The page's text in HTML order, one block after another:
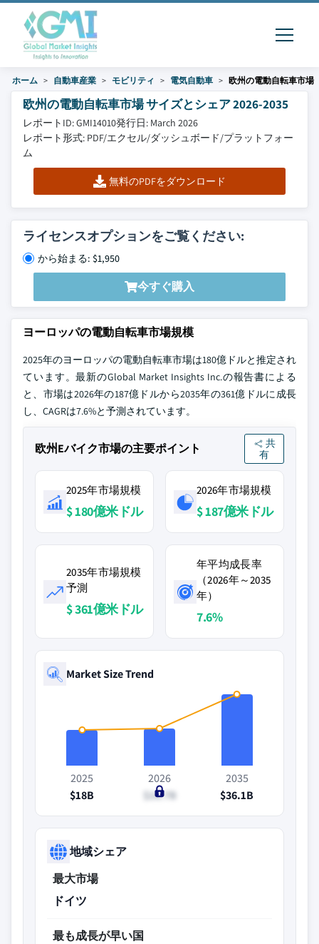
ホーム 自動車産業 モビリティ 電気自動車 欧州の電動自転車市場
欧州の電動自転車市場 サイズとシェア 2026-2035
レポートID: GMI14010発行日: March 2026
レポート形式: PDF/エクセル/ダッシュボード/プラットフォー
ム
無料のPDFをダウンロード
ライセンスオプションをご覧ください:
から始まる: $1,950
今すぐ購入
ヨーロッパの電動自転車市場規模
2025年のヨーロッパの電動自転車市場は180億ドルと推定され
ています。最新のGlobal Market Insights Inc.の報告書による
と、市場は2026年の187億ドルから2035年の361億ドルに成長
し、CAGRは7.6%と予測されています。
欧州Eバイク市場の主要ポイント
共
有
2025年市場規模
$ 180億米ドル
2026年市場規模
$ 187億米ドル
2035年市場規模
予測
$ 361億米ドル
年平均成長率
（2026年～2035
年）
7.6%
Market Size Trend
2025
$18B
2026
$18.7B
2035
$36.1B
地域シェア
最大市場
ドイツ
最も成長が早い国